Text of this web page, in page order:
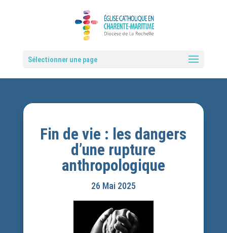
Sélectionner une page
Fin de vie : les dangers
d’une rupture
anthropologique
26 Mai 2025